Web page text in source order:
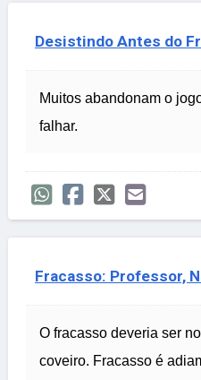
Desistindo Antes do
Muitos abandonam o
falhar.
Fracasso: Professor,
O fracasso deveria ser
coveiro. Fracasso é